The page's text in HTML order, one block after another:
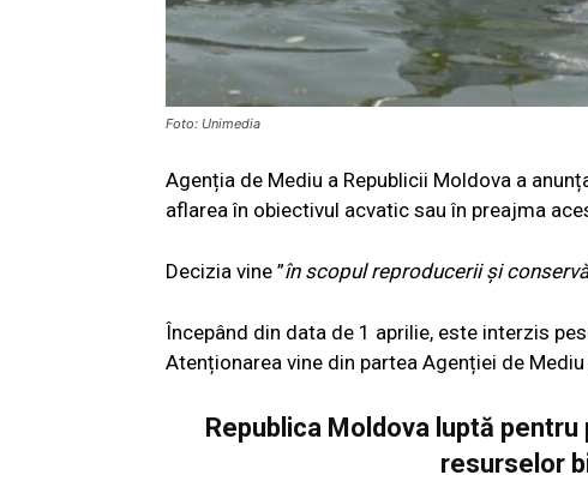
Foto: Unimedia
Agenția de Mediu a Republicii Moldova a
aflarea în obiectivul acvatic sau în preajma
Decizia vine ”în scopul reproducerii și
Începând din data de 1 aprilie, este interzis
Atenționarea vine din partea Agenției de
Republica Moldova luptă
resurselor